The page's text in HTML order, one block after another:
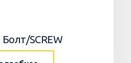
Болт/SCREW